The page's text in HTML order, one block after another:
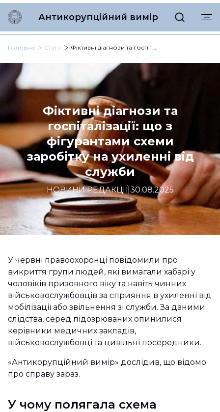
Антикорупційний вимір
Головна Статті Фіктивні діагнози та госпіталізації: що з фігурантами схеми заробітку на ухиленні від служби
Фіктивні діагнози та
госпіталізації: що з
фігурантами схеми
заробітку на ухиленні від
служби
НОВИНИ РЕДАКЦІЇ 30.08.2025
У червні правоохоронці повідомили про
викриття групи людей, які вимагали хабарі у
чоловіків призовного віку та навіть чинних
військовослужбовців за сприяння в ухиленні від
мобілізації або звільнення зі служби. За даними
слідства, серед підозрюваних опинилися
керівники медичних закладів,
військовослужбовці та цивільні посередники.
«Антикорупційний вимір» дослідив, що відомо
про справу зараз.
У чому полягала схема